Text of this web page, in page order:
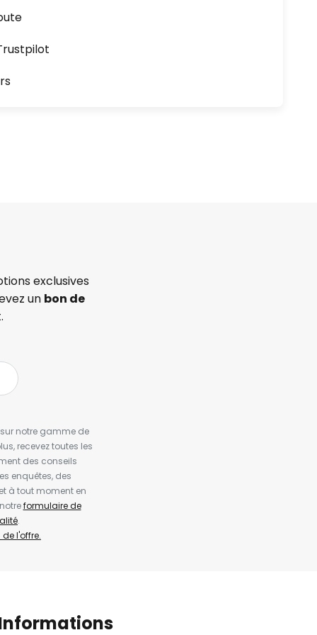
exclusives
un bon de
notre gamme de
recevez toutes les
des conseils
enquêtes, des
à tout moment en
formulaire de
.
l'offre.